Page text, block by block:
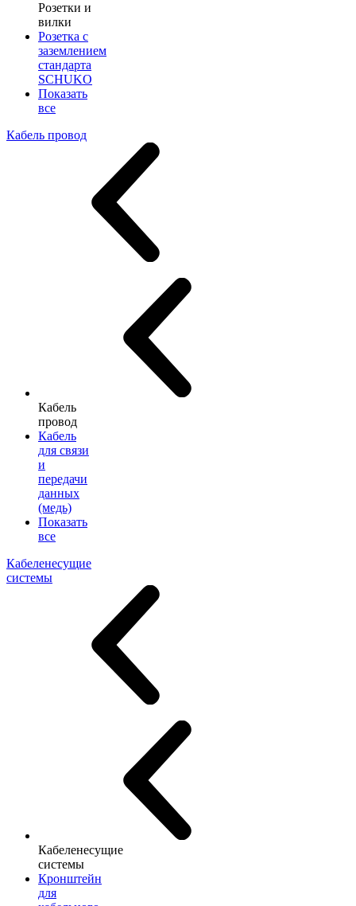
Розетки и
вилки
Розетка с
заземлением
стандарта
SCHUKO
Показать
все
Кабель провод
Кабель
провод
Кабель
для связи
и
передачи
данных
(медь)
Показать
все
Кабеленесущие
системы
Кабеленесущие
системы
Кронштейн
для